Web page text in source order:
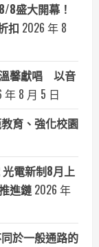
8盛大開幕！
扣 2026 年 8
溫馨獻唱 以音
年 8 月 5 日
育、強化校園
電新制8月上
進鏈 2026 年
於一般通路的